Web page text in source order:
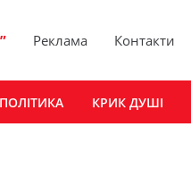
Реклама Контакти
ПОЛІТИКА КРИК ДУШІ